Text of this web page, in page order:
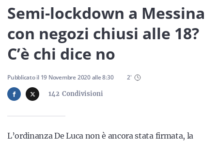
Economia
Sport
Sicilia
Servizi
Semi-lockdown a Messina
con negozi chiusi alle 18?
C’è chi dice no
142 Condivisioni
Pubblicato il 19 Novembre 2020alle8:30 2'
L’ordinanza De Luca non è ancora stata firmata, la